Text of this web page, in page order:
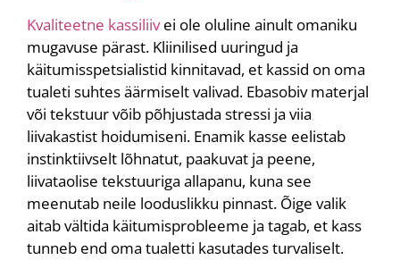
Kvaliteetne kassiliivei ole oluline ainult omaniku
mugavuse pärast. Kliinilised uuringud ja
käitumisspetsialistid kinnitavad, et kassid on oma
tualeti suhtes äärmiselt valivad. Ebasobiv materjal
või tekstuur võib põhjustada stressi ja viia
liivakastist hoidumiseni. Enamik kasse eelistab
instinktiivselt lõhnatut, paakuvat ja peene,
liivataolise tekstuuriga allapanu, kuna see
meenutab neile looduslikku pinnast. Õige valik
aitab vältida käitumisprobleeme ja tagab, et kass
tunneb end oma tualetti kasutades turvaliselt.